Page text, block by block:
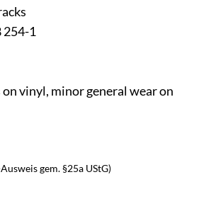
254-1
vinyl, minor general wear on
gem. §25a UStG)